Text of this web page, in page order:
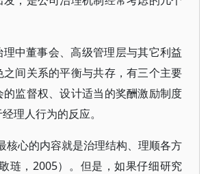
中董事会、高级管理层与其它利益
间关系的平衡与共存，有三个主要
的监督权、设计适当的奖酬激励制度
理人行为的反应。
核心的内容就是治理结构、理顺各方
琏，2005）。但是，如果仔细研究